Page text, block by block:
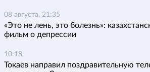
08 августа, 21:35
«Это не лень, это болезнь»:
фильм о депрессии
10:18
Токаев направил поздравительную